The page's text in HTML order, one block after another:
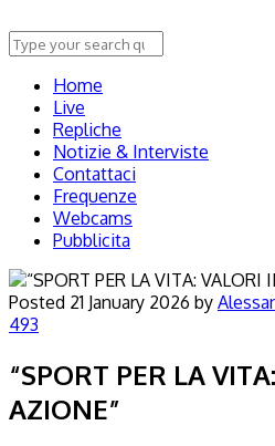
Home
Live
Repliche
Notizie & Interviste
Contattaci
Frequenze
Webcams
Pubblicita
Posted 21 January 2026 by
493
“SPORT PER LA
AZIONE”